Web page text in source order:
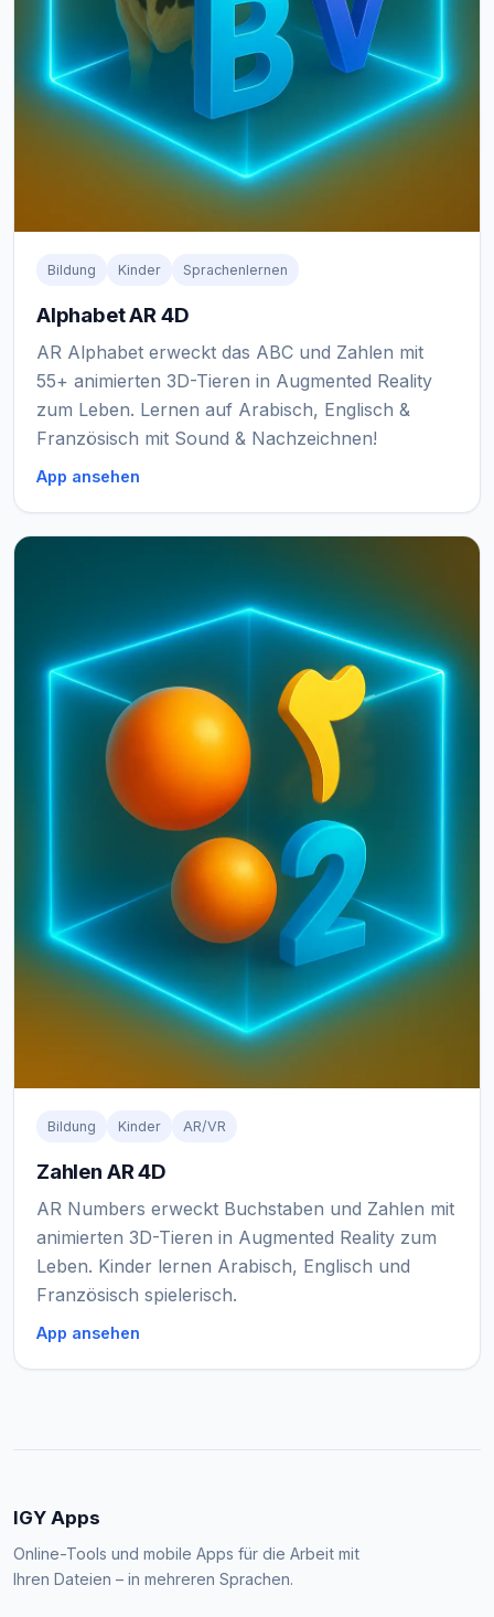
Bildung Kinder Sprachenlernen
Alphabet AR 4D
AR Alphabet erweckt das ABC und Zahlen mit
55+ animierten 3D-Tieren in Augmented Reality
zum Leben. Lernen auf Arabisch, Englisch &
Französisch mit Sound & Nachzeichnen!
App ansehen
Bildung Kinder AR/VR
Zahlen AR 4D
AR Numbers erweckt Buchstaben und Zahlen mit
animierten 3D-Tieren in Augmented Reality zum
Leben. Kinder lernen Arabisch, Englisch und
Französisch spielerisch.
App ansehen
IGY Apps
Online-Tools und mobile Apps für die Arbeit mit
Ihren Dateien – in mehreren Sprachen.